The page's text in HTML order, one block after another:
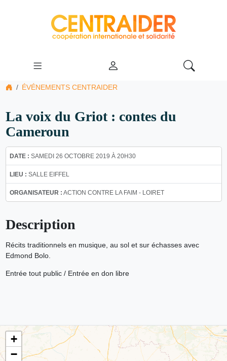
ÉVÉNEMENTS CENTRAIDER
La voix du Griot : contes du
Cameroun
DATE : SAMEDI 26 OCTOBRE 2019 À 20H30
LIEU : SALLE EIFFEL
ORGANISATEUR : ACTION CONTRE LA FAIM - LOIRET
Description
Récits traditionnels en musique, au sol et sur échasses avec
Edmond Bolo.
Entrée tout public / Entrée en don libre
+
−